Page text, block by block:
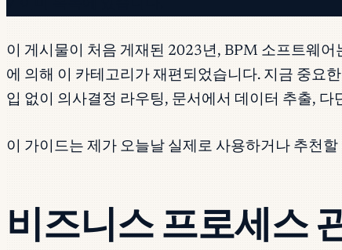
이 게시물이 처음 게재된 2023년, BPM 소프트웨
에 의해 이 카테고리가 재편되었습니다. 지금 중요
입 없이 의사결정 라우팅, 문서에서 데이터 추출, 다
이 가이드는 제가 오늘날 실제로 사용하거나 추천
비즈니스 프로세스